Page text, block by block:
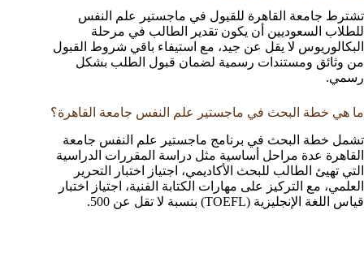
تشترط جامعة القاهرة للقبول في ماجستير علم النفس
للطلاب السعوديين أن يكون تقدير الطالب في مرحلة
البكالوريوس لا يقل عن جيد، مع استيفاء باقي شروط القبول
من وثائق ومستندات رسمية لضمان قبول الطلب بشكل
رسمي.
ما هي خطة البحث في ماجستير علم النفس جامعة القاهرة؟
تشمل خطة البحث في برنامج ماجستير علم النفس جامعة
القاهرة عدة مراحل أساسية مثل دراسة المقررات الدراسية
التي تهيئ الطالب للبحث الأكاديمي، اجتياز اختبار التحرير
العلمي، مع التركيز على مهارات الكتابة الفنية، اجتياز اختبار
قياس اللغة الإنجليزية (TOEFL) بنسبة لا تقل عن 500.